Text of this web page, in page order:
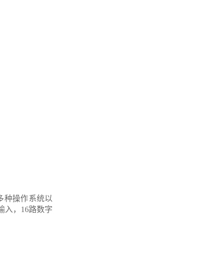
种操作系统以
入，16路数字